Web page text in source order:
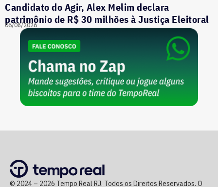
Candidato do Agir, Alex Melim declara
patrimônio de R$ 30 milhões à Justiça Eleitoral
06/08/2026
© 2024 – 2026 Tempo Real RJ. Todos os Direitos Reservados. O